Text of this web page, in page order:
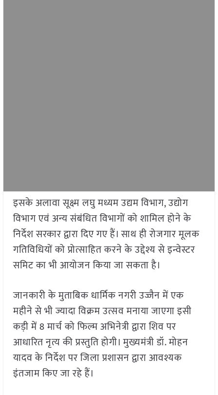
इसके अलावा सूक्ष्म लघु मध्यम उद्यम विभाग, उद्योग
विभाग एवं अन्य संबंधित विभागों को शामिल होने के
निर्देश सरकार द्वारा दिए गए हैं। साथ ही रोजगार मूलक
गतिविधियों को प्रोत्साहित करने के उद्देश्य से इन्वेस्टर
समिट का भी आयोजन किया जा सकता है।
जानकारी के मुताबिक धार्मिक नगरी उज्जैन में एक
महीने से भी ज्यादा विक्रम उत्सव मनाया जाएगा इसी
कड़ी में 8 मार्च को फिल्म अभिनेत्री द्वारा शिव पर
आधारित नृत्य की प्रस्तुति होगी। मुख्यमंत्री डॉ. मोहन
यादव के निर्देश पर जिला प्रशासन द्वारा आवश्यक
इंतजाम किए जा रहे हैं।